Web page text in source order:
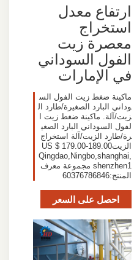
ارتفاع معدل
استخراج
معصرة زيت
الفول السوداني
في الإمارات
ماكينة ضغط زيت الفول الس
وداني البارد الصغيرة/طارد ال
زيت/آلة. ماكينة ضغط زيت ا
لفول السوداني البارد الصغي
رة/طارد الزيت/آلة استخراج
الزيتUS $ 179.00-189.00
Qingdao,Ningbo,shanghai,
shenzhen1 مجموعة معرف
المنتج:60376786846
احصل على السعر